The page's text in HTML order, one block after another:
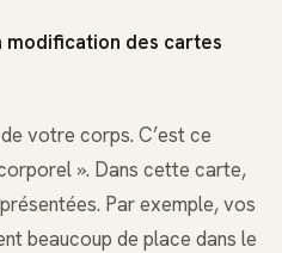
modification des cartes
votre corps. C’est ce
». Dans cette carte,
Par exemple, vos
beaucoup de place dans le